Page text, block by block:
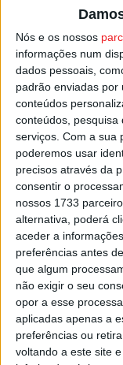
Nós e os nossos
informações num
dados pessoais,
padrão enviadas por
conteúdos
conteúdos, pesquisa
serviços. Com a sua
poderemos usar
precisos através da
consentir o
nossos 1733
alternativa, poderá
aceder a
preferências antes
que algum
não exigir o seu
opor a esse
aplicadas apenas a
preferências ou
voltando a este site
Mariana Cunha
Joana Cardeal
Os campeonatos
juniores e
domingo no
Coimbra.
Esta e outras
FM ou em
TAGS Académico de